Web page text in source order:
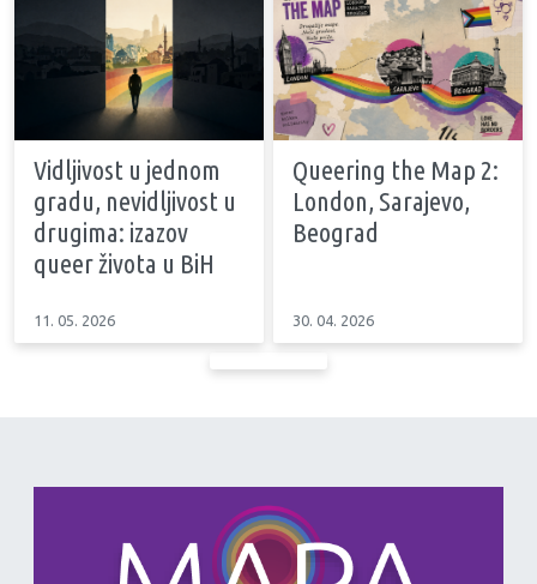
Vidljivost u jednom
gradu, nevidljivost u
drugima: izazov
queer života u BiH
11. 05. 2026
Queering the Map 2:
London, Sarajevo,
Beograd
30. 04. 2026